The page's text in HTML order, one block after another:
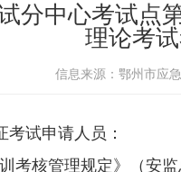
分中心考试点
理论考
信息来源：鄂州市应
试申请人员：
考核管理规定》（安